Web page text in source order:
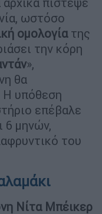
ωστόσο
ομολογίατης
την κόρη
»,
θα
Η υπόθεση
επέβαλε
6 μηνών,
του
Νίτα Μπέικερ